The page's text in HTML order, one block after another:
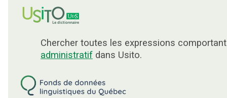
Chercher toutes les expressions
administratif dans Usito.